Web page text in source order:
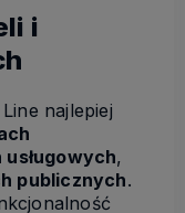
i
najlepiej
,
publicznych.